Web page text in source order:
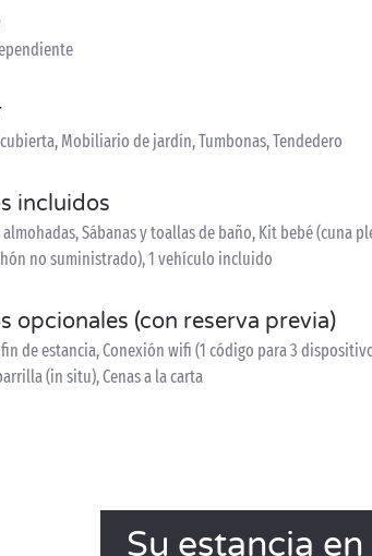
Mobiliario de jardín, Tumbonas, Tendedero
incluidos
almohadas, Sábanas y toallas de baño, Kit bebé (cuna
no suministrado), 1 vehículo incluido
opcionales (con reserva previa)
de estancia, Conexión wifi (1 código para 3
(in situ), Cenas a la carta
Su estancia